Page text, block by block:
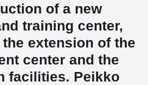
of a new
training center,
extension of the
center and the
facilities. Peikko